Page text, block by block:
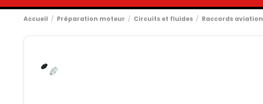
Accueil Préparation moteur Circuits et fluides Raccords aviation